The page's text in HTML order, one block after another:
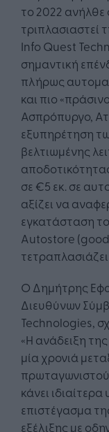
το 2022 ανήλθε
τριπλασιαστεί
Info Quest
σημαντική
πλήρως
και πιο
Ασπρόπυργο,
εξυπηρέτηση
βελτιωμένης
σε €5 εκ. σε
αξίζει να
εγκατάσταση
Autostore
Ο Δημήτρης
Διευθύνων
Technologies,
«Η ανάδειξη
μία χρονιά
κάνει
επιστέγασμα
εξέλιξης με